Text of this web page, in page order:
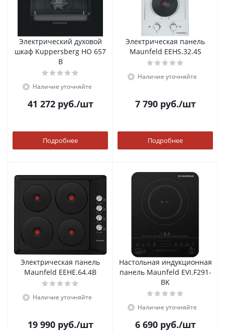
Электрический духовой
шкаф Kuppersberg HO 657
B
Наличие уточняйте
41 272руб./шт
Подробнее
Электрическая панель
Maunfeld EEHS.32.4S
Наличие уточняйте
7 790руб./шт
Подробнее
Электрическая панель
Maunfeld EEHE.64.4B
Наличие уточняйте
19 990руб./шт
Настольная индукционная
панель Maunfeld EVI.F291-
BK
Наличие уточняйте
6 690руб./шт